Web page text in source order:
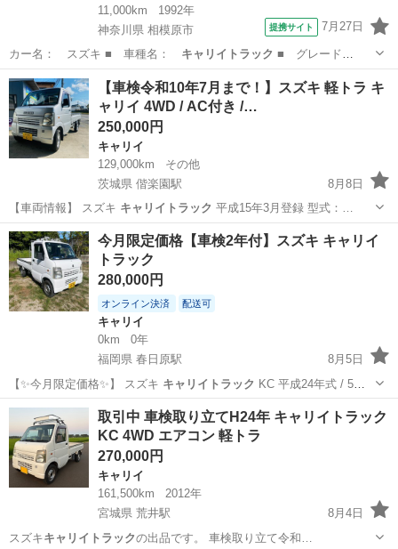
11,000km
1992年
神奈川県 相模原市
提携サイト 7月27日
カー名： スズキ ■ 車種名： キャリイトラック ■ グレード
名： パワーリフト…
神奈川 相模原市 キャリイ
【車検令和10年7月まで！】スズキ 軽トラ キ
ャリイ 4WD / AC付き /…
250,000円
キャリイ
129,000km
その他
茨城県 偕楽園駅
8月8日
【車両情報】 スズキ キャリイトラック 平成15年3月登録 型式：…
茨城 水戸市 偕楽園駅 キャリイ
今月限定価格【車検2年付】スズキ キャリイ
トラック
280,000円
オンライン決済 配送可
キャリイ
0km
0年
福岡県 春日原駅
8月5日
【✨今月限定価格✨】 スズキ キャリイトラック KC 平成24年式 / 5速
M…福岡 大野城市 春日原駅 キャリイ
取引中 車検取り立てH24年 キャリイトラック
KC 4WD エアコン 軽トラ
270,000円
キャリイ
161,500km
2012年
宮城県 荒井駅
8月4日
スズキキャリイトラック の出品です。 車検取り立て令和…